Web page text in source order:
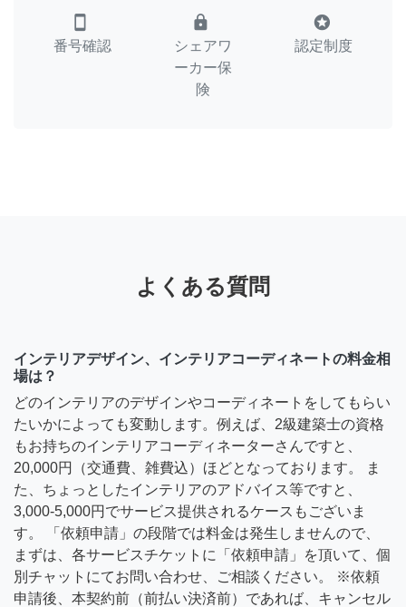
smartphone
番号確認
lock
シェアワ
ーカー保
険
stars
認定制度
よくある質問
インテリアデザイン、インテリアコーディネートの料金相
場は？
どのインテリアのデザインやコーディネートをしてもらい
たいかによっても変動します。例えば、2級建築士の資格
もお持ちのインテリアコーディネーターさんですと、
20,000円（交通費、雑費込）ほどとなっております。 ま
た、ちょっとしたインテリアのアドバイス等ですと、
3,000-5,000円でサービス提供されるケースもございま
す。 「依頼申請」の段階では料金は発生しませんので、
まずは、各サービスチケットに「依頼申請」を頂いて、個
別チャットにてお問い合わせ、ご相談ください。 ※依頼
申請後、本契約前（前払い決済前）であれば、キャンセル